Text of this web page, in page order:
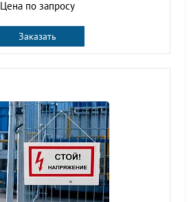
Цена по запросу
Заказать